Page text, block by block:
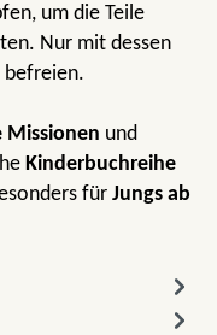
um die Teile
Nur mit dessen
befreien.
Missionen und
Kinderbuchreihe
für Jungs ab